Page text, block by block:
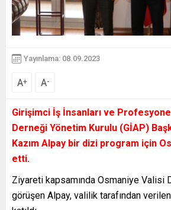
Yayınlama: 08.09.2023
A+ A-
Girişimci İş İnsanları ve
Derneği Yönetim Kurulu (GİAP)
Kazım Alpay bir dizi program için
etti.
Ziyareti kapsamında Osmaniye Valisi
görüşen Alpay, valilik tarafından